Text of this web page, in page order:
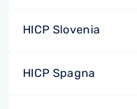
HICP Slovenia
HICP Spagna